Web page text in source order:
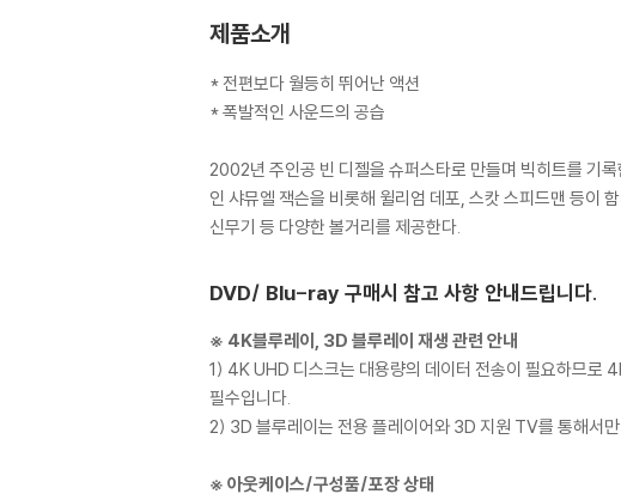
제품소개
* 전편보다 월등히 뛰어난 액션
* 폭발적인 사운드의 공습
2002년 주인공 빈 디젤을 슈퍼스타로 만들며 빅히트를 기
인 샤뮤엘 잭슨을 비롯해 윌리엄 데포, 스캇 스피드맨 등이
신무기 등 다양한 볼거리를 제공한다.
DVD/ Blu-ray 구매시 참고 사항 안내드립니다.
※ 4K블루레이, 3D 블루레이 재생 관련 안내
1) 4K UHD 디스크는 대용량의 데이터 전송이 필요하므로
필수입니다.
2) 3D 블루레이는 전용 플레이어와 3D 지원 TV를 통해서
※ 아웃케이스/구성품/포장 상태